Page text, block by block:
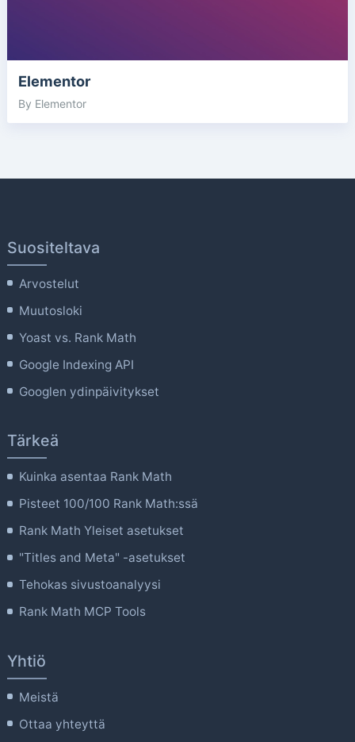
Elementor
By Elementor
Suositeltava
Arvostelut
Muutosloki
Yoast vs. Rank Math
Google Indexing API
Googlen ydinpäivitykset
Tärkeä
Kuinka asentaa Rank Math
Pisteet 100/100 Rank Math:ssä
Rank Math Yleiset asetukset
"Titles and Meta" -asetukset
Tehokas sivustoanalyysi
Rank Math MCP Tools
Yhtiö
Meistä
Ottaa yhteyttä